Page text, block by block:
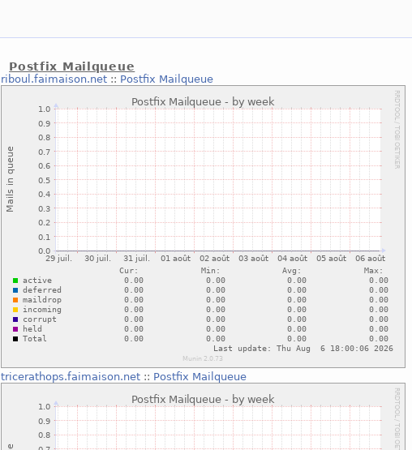
Postfix Mailqueue
riboul.faimaison.net :: Postfix Mailqueue
tricerathops.faimaison.net :: Postfix Mailqueue